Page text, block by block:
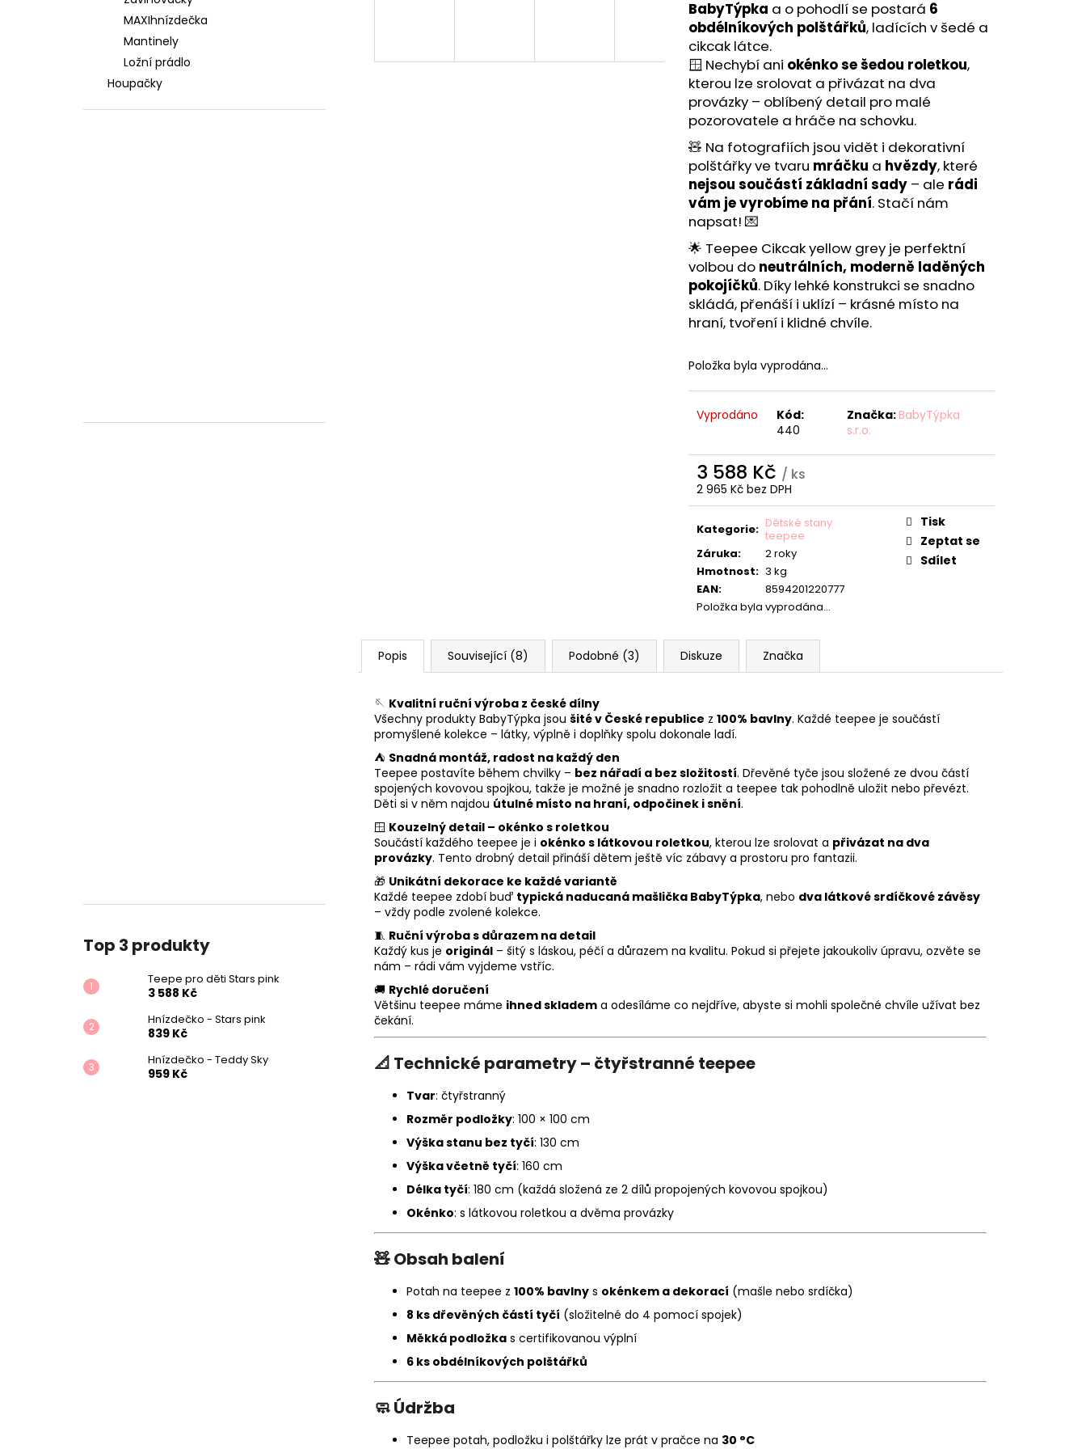
MAXIhnízdečka
Mantinely
Ložní prádlo
Houpačky
Top 3 produkty
Teepe pro děti Stars pink
3 588 Kč
Hnízdečko - Stars pink
839 Kč
Hnízdečko - Teddy Sky
959 Kč
BabyTýpka a o pohodlí se postará 6
obdélníkových polštářků, ladících v šedé a
cikcak látce.
🪟 Nechybí ani okénko se šedou roletkou,
kterou lze srolovat a přivázat na dva
provázky – oblíbený detail pro malé
pozorovatele a hráče na schovku.
🧸 Na fotografiích jsou vidět i dekorativní
polštářky ve tvaru mráčku a hvězdy, které
nejsou součástí základní sady – ale rádi
vám je vyrobíme na přání. Stačí nám
napsat! 💌
🌟 Teepee Cikcak yellow grey je perfektní
volbou do neutrálních, moderně laděných
pokojíčků. Díky lehké konstrukci se snadno
skládá, přenáší i uklízí – krásné místo na
hraní, tvoření i klidné chvíle.
Položka byla vyprodána…
Vyprodáno
Kód:
440
Značka: BabyTýpka
s.r.o.
3 588 Kč / ks
2 965 Kč bez DPH
Měrná
Kategorie: Dětské stany
teepee
Záruka:
2 roky
Hmotnost: 3 kg
EAN:
8594201220777
Položka byla vyprodána…
Tisk
Zeptat se
Sdílet
Popis Související (8) Podobné (3) Diskuze Značka
🪡 Kvalitní ruční výroba z české dílny
Všechny produkty BabyTýpka jsou šité v České republice z 100% bavlny. Každé teepee je součástí
promyšlené kolekce – látky, výplně i doplňky spolu dokonale ladí.
⛺ Snadná montáž, radost na každý den
Teepee postavíte během chvilky – bez nářadí a bez složitostí. Dřevěné tyče jsou složené ze dvou částí
spojených kovovou spojkou, takže je možné je snadno rozložit a teepee tak pohodlně uložit nebo převézt.
Děti si v něm najdou útulné místo na hraní, odpočinek i snění.
🪟 Kouzelný detail – okénko s roletkou
Součástí každého teepee je i okénko s látkovou roletkou, kterou lze srolovat a přivázat na dva
provázky. Tento drobný detail přináší dětem ještě víc zábavy a prostoru pro fantazii.
🎁 Unikátní dekorace ke každé variantě
Každé teepee zdobí buď typická naducaná mašlička BabyTýpka, nebo dva látkové srdíčkové závěsy
– vždy podle zvolené kolekce.
🧵 Ruční výroba s důrazem na detail
Každý kus je originál – šitý s láskou, péčí a důrazem na kvalitu. Pokud si přejete jakoukoliv úpravu, ozvěte se
nám – rádi vám vyjdeme vstříc.
🚚 Rychlé doručení
Většinu teepee máme ihned skladem a odesíláme co nejdříve, abyste si mohli společné chvíle užívat bez
čekání.
📐 Technické parametry – čtyřstranné teepee
Tvar: čtyřstranný
Rozměr podložky: 100 × 100 cm
Výška stanu bez tyčí: 130 cm
Výška včetně tyčí: 160 cm
Délka tyčí: 180 cm (každá složená ze 2 dílů propojených kovovou spojkou)
Okénko: s látkovou roletkou a dvěma provázky
🧸Obsah balení
Potah na teepee z 100% bavlny s okénkem a dekorací (mašle nebo srdíčka)
8 ks dřevěných částí tyčí (složitelné do 4 pomocí spojek)
Měkká podložka s certifikovanou výplní
6 ks obdélníkových polštářků
🧼Údržba
Teepee potah, podložku i polštářky lze prát v pračce na 30 °C
3 588 Kč